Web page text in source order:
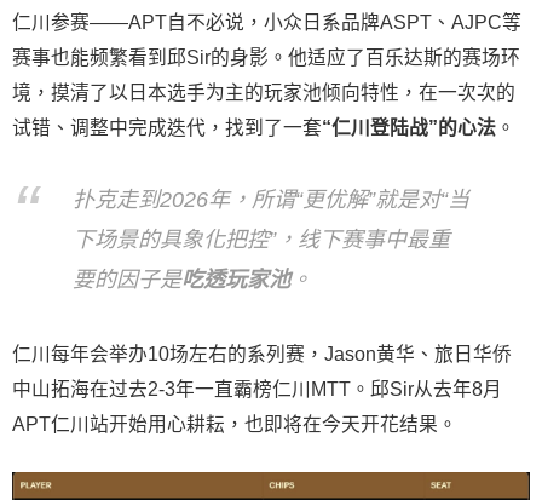
仁川参赛——APT自不必说，小众日系品牌ASPT、AJPC等
赛事也能频繁看到邱Sir的身影。他适应了百乐达斯的赛场环
境，摸清了以日本选手为主的玩家池倾向特性，在一次次的
试错、调整中完成迭代，找到了一套“仁川登陆战”的心法 。
扑克走到2026年，所谓“更优解”就是对“当
下场景的具象化把控”，线下赛事中最重
要的因子是吃透玩家池。
仁川每年会举办10场左右的系列赛，Jason黄华、旅日华侨
中山拓海在过去2-3年一直霸榜仁川MTT。邱Sir从去年8月
APT仁川站开始用心耕耘，也即将在今天开花结果。